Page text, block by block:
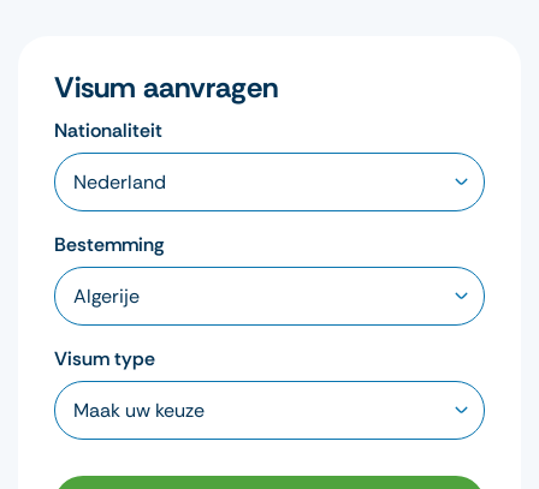
Visum aanvragen
Nationaliteit
Bestemming
Visum type